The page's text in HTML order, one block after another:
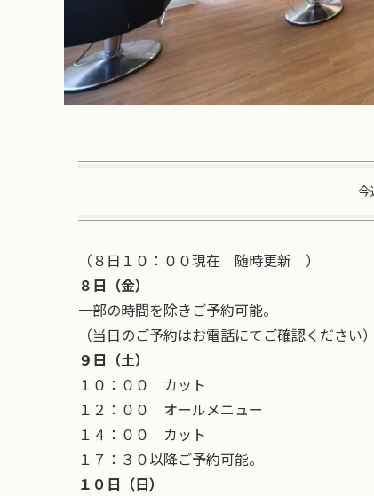
今
（８日１０：００現在 随時更新 ）
８日（金）
一部の時間を除きご予約可能。
（当日のご予約はお電話にてご確認ください）
９日（土）
１０：００ カット
１２：００ オールメニュー
１４：００ カット
１７：３０以降ご予約可能。
１０日（日）